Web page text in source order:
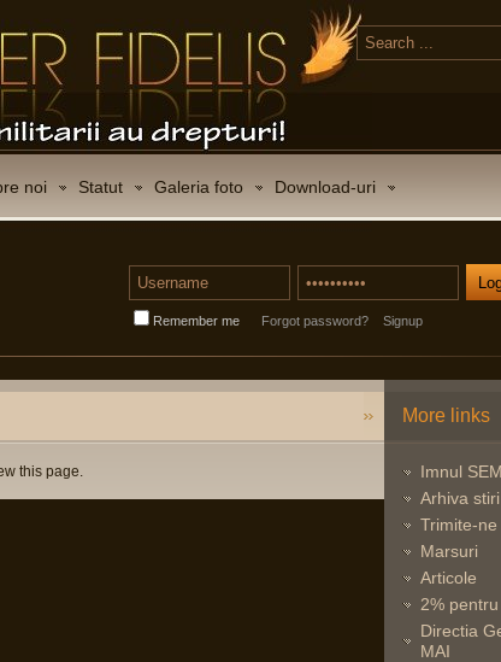
noi Statut Galeria foto Download-uri
Remember me Forgot password? Signup
this page.
More links
Imnul
Arhiva stiri
Trimite-ne
Marsuri
Articole
2%
Directia
MAI